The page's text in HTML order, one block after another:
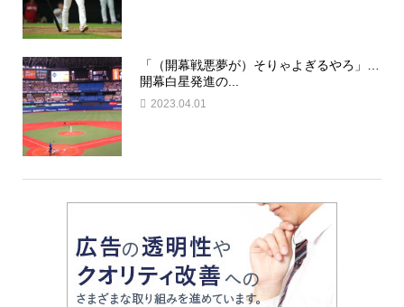
「（開幕戦悪夢が）そりゃよぎるやろ」…
開幕白星発進の...
2023.04.01